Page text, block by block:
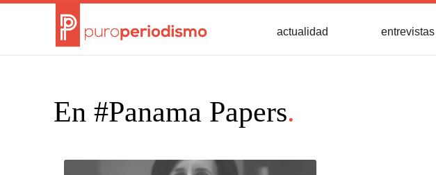
actualidad entrevistas
En #Panama Papers.